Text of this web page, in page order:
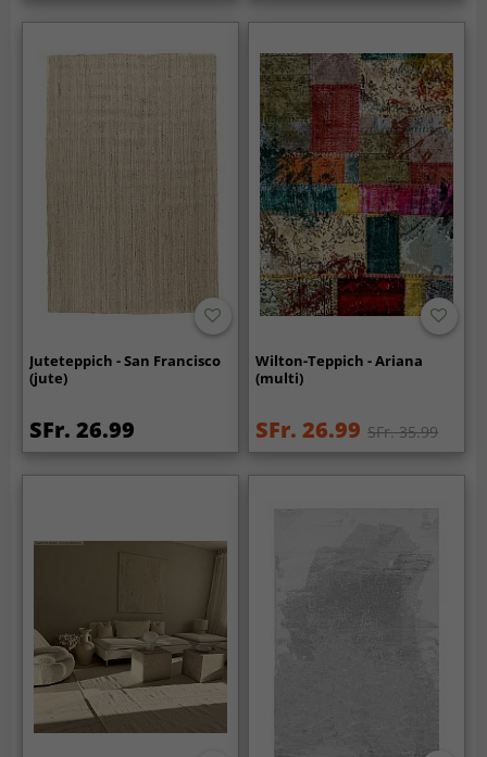
Juteteppich - San Francisco
(jute)
SFr. 26.99
Wilton-Teppich - Ariana
(multi)
SFr. 26.99 SFr. 35.99